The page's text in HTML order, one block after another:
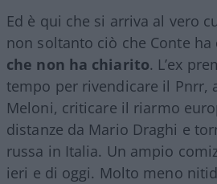
Ed è qui che si arriva al vero
non soltanto ciò che Conte ha
che non ha chiarito. L’ex
tempo per rivendicare il Pnrr,
Meloni, criticare il riarmo
distanze da Mario Draghi e
russa in Italia. Un ampio
ieri e di oggi. Molto meno